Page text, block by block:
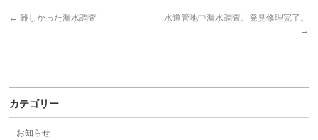
← 難しかった漏水調査
水道管地中漏水調査。発見修理完了。
→
カテゴリー
お知らせ